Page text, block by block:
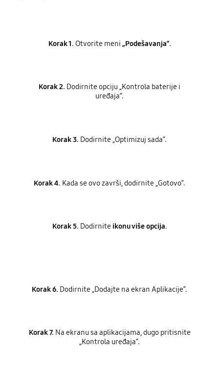
Korak 1. Otvorite meni „Podešavanja“.
Korak 2. Dodirnite opciju „Kontrola baterije i
uređaja“.
Korak 3. Dodirnite „Optimizuj sada“.
Korak 4. Kada se ovo završi, dodirnite „Gotovo“.
Korak 5. Dodirnite ikonu više opcija.
Korak 6. Dodirnite „Dodajte na ekran Aplikacije“.
Korak 7. Na ekranu sa aplikacijama, dugo pritisnite
„Kontrola uređaja“.